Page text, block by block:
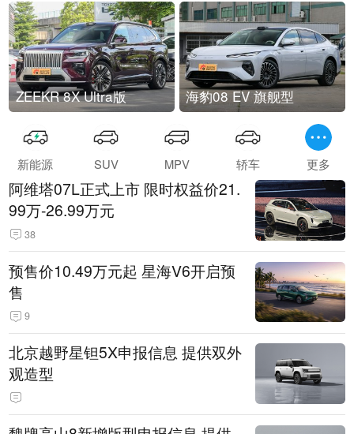
ZEEKR 8X Ultra版 海豹08 EV 旗舰型
新能源 SUV MPV 轿车 更多
阿维塔07L正式上市 限时权益价21.
99万-26.99万元
38
预售价10.49万元起 星海V6开启预
售
9
北京越野星钽5X申报信息 提供双外
观造型